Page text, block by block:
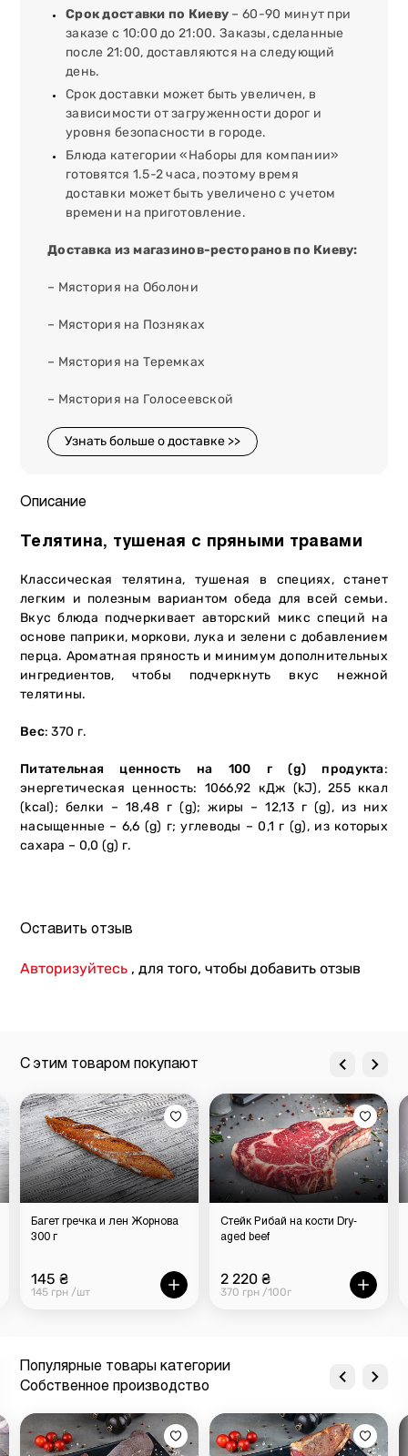
Срок доставки по Киеву – 60-90 минут при
заказе с 10:00 до 21:00. Заказы, сделанные
после 21:00, доставляются на следующий
день.
Срок доставки может быть увеличен, в
зависимости от загруженности дорог и
уровня безопасности в городе.
Блюда категории «Наборы для компании»
готовятся 1.5-2 часа, поэтому время
доставки может быть увеличено с учетом
времени на приготовление.
Доставка из магазинов-ресторанов по Киеву:
– Мястория на Оболони
– Мястория на Позняках
– Мястория на Теремках
– Мястория на Голосеевской
Узнать больше о доставке >>
Описание
Телятина, тушеная с пряными травами
Классическая телятина, тушеная в специях, станет
легким и полезным вариантом обеда для всей семьи.
Вкус блюда подчеркивает авторский микс специй на
основе паприки, моркови, лука и зелени с добавлением
перца. Ароматная пряность и минимум дополнительных
ингредиентов, чтобы подчеркнуть вкус нежной
телятины.
Вес: 370 г.
Питательная ценность на 100 г (g) продукта:
энергетическая ценность: 1066,92 кДж (kJ), 255 ккал
(kcal); белки – 18,48 г (g); жиры – 12,13 г (g), из них
насыщенные – 6,6 (g) г; углеводы – 0,1 г (g), из которых
сахара – 0,0 (g) г.
Оставить отзыв
Авторизуйтесь , для того, чтобы добавить отзыв
С этим товаром покупают
Багет гречка и лен Жорнова
300 г
145 ₴
145 грн /шт
Стейк Рибай на кости Dry-
aged beef
2 220 ₴
370 грн /100г
Популярные товары категории
Собственное производство